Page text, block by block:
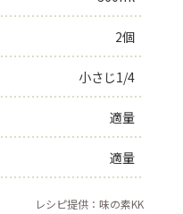
よくあるお問い合わせ
お買い物
2個
小さじ1/4
適量
適量
レシピ提供：味の素KK